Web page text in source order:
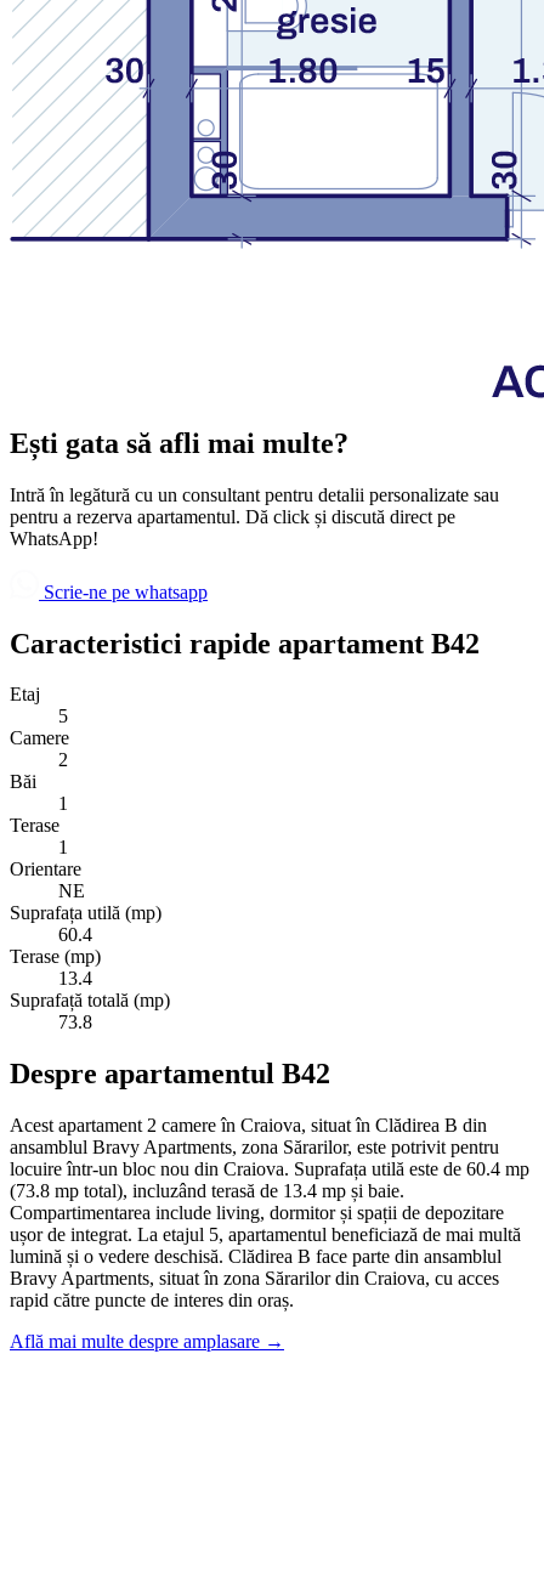
Ești gata să afli mai multe?
Intră în legătură cu un consultant pentru detalii personalizate sau
pentru a rezerva apartamentul. Dă click și discută direct pe
WhatsApp!
Scrie-ne pe whatsapp
Caracteristici rapide apartament B42
Etaj
5
Camere
2
Băi
1
Terase
1
Orientare
NE
Suprafața utilă (mp)
60.4
Terase (mp)
13.4
Suprafață totală (mp)
73.8
Despre apartamentul B42
Acest apartament 2 camere în Craiova, situat în Clădirea B din
ansamblul Bravy Apartments, zona Sărarilor, este potrivit pentru
locuire într-un bloc nou din Craiova. Suprafața utilă este de 60.4 mp
(73.8 mp total), incluzând terasă de 13.4 mp și baie.
Compartimentarea include living, dormitor și spații de depozitare
ușor de integrat. La etajul 5, apartamentul beneficiază de mai multă
lumină și o vedere deschisă. Clădirea B face parte din ansamblul
Bravy Apartments, situat în zona Sărarilor din Craiova, cu acces
rapid către puncte de interes din oraș.
Află mai multe despre amplasare →